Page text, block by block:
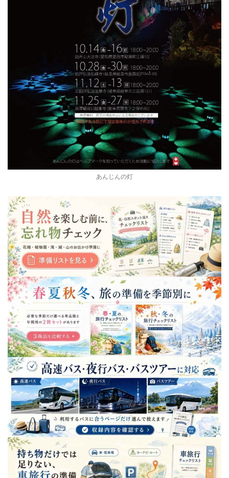
あんじんの灯